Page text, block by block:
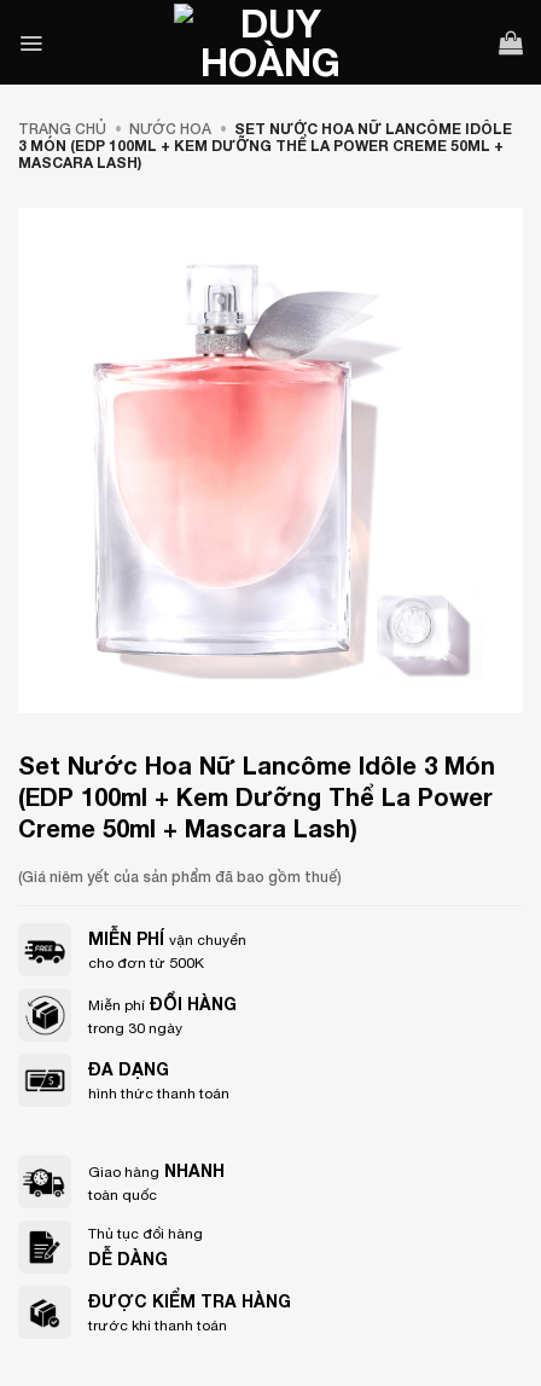
qua
TRANG CHỦ • NƯỚC HOA • SET NƯỚC HOA NỮ LANCÔME IDÔLE
3 MÓN (EDP 100ML + KEM DƯỠNG THỂ LA POWER CREME 50ML +
MASCARA LASH)
Set Nước Hoa Nữ Lancôme Idôle 3 Món
(EDP 100ml + Kem Dưỡng Thể La Power
Creme 50ml + Mascara Lash)
(Giá niêm yết của sản phẩm đã bao gồm thuế)
MIỄN PHÍ vận chuyển
cho đơn từ 500K
Miễn phí ĐỔI HÀNG
trong 30 ngày
ĐA DẠNG
hình thức thanh toán
Giao hàng NHANH
toàn quốc
Thủ tục đổi hàng
DỄ DÀNG
ĐƯỢC KIỂM TRA HÀNG
trước khi thanh toán